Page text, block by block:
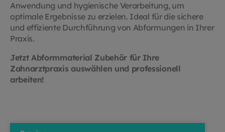
Anwendung und hygienische Verarbeitung, um
optimale Ergebnisse zu erzielen. Ideal für die sichere
und effiziente Durchführung von Abformungen in Ihrer
Praxis.
Jetzt Abformmaterial Zubehör für Ihre
Zahnarztpraxis auswählen und professionell
arbeiten!